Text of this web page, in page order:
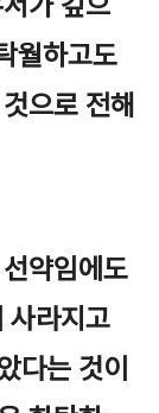
월하고도
으로 전해
약임에도
사라지고
다는 것이